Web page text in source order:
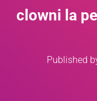
clowni la
Published